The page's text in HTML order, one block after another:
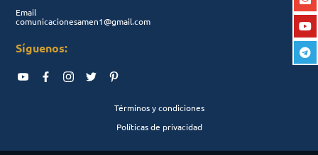
Email
comunicacionesamen1@gmail.com
Síguenos:
Términos y condiciones
Políticas de privacidad